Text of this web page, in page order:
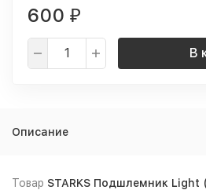
600 ₽
В
Описание
Товар STARKS Подшлемник Light